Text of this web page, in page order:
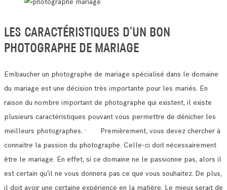
LES CARACTÉRISTIQUES D’UN BON
PHOTOGRAPHE DE MARIAGE
Embaucher un photographe de mariage spécialisé dans le domaine
du mariage est une décision très importante pour les mariés. En
raison du nombre important de photographe qui existent, il existe
plusieurs caractéristiques pouvant vous permettre de dénicher les
meilleurs photographes. · Premièrement, vous devez chercher à
connaitre la passion du photographe. Celle-ci doit nécessairement
être le mariage. En effet, si ce domaine ne le passionne pas, alors il
est certain qu’il ne vous donnera pas ce que vous souhaitez. De plus,
il doit avoir une certaine expérience en la matière. Le mieux serait de